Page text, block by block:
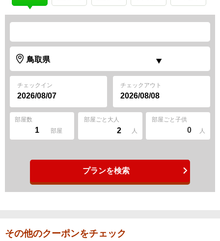
チェックイン チェックアウト
部屋数
部屋
部屋ごと大人
人
部屋ごと子供
0 人
プランを検索
その他のクーポンをチェック